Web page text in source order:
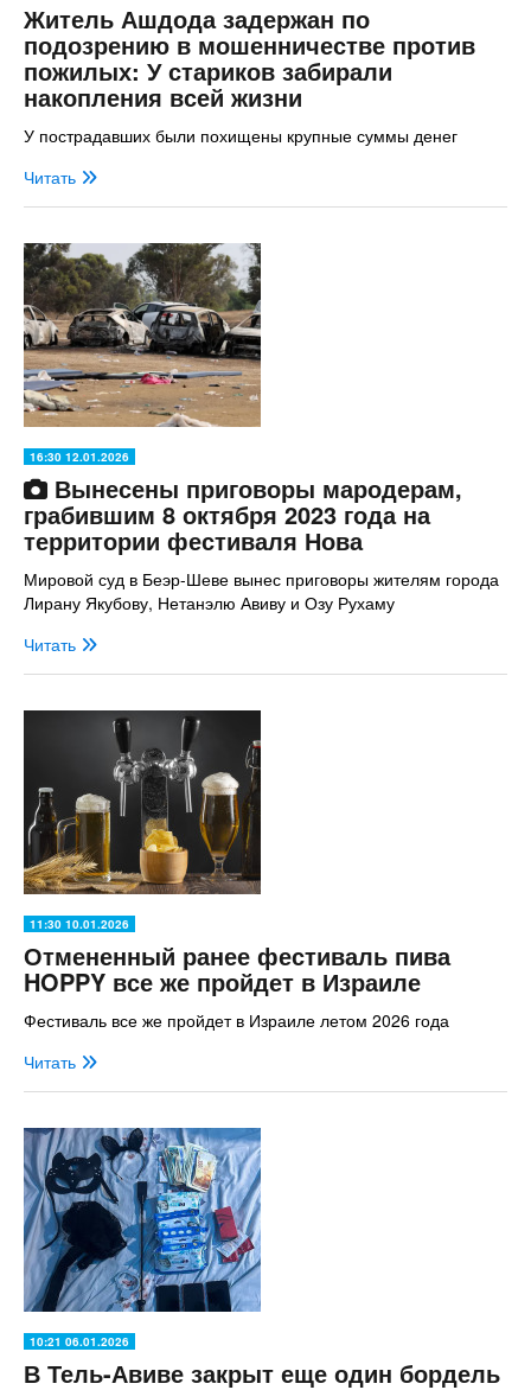
Житель Ашдода задержан по
подозрению в мошенничестве против
пожилых: У стариков забирали
накопления всей жизни
У пострадавших были похищены крупные суммы денег
Читать
16:30 12.01.2026
Вынесены приговоры мародерам,
грабившим 8 октября 2023 года на
территории фестиваля Нова
Мировой суд в Беэр-Шеве вынес приговоры жителям города
Лирану Якубову, Нетанэлю Авиву и Озу Рухаму
Читать
11:30 10.01.2026
Отмененный ранее фестиваль пива
HOPPY все же пройдет в Израиле
Фестиваль все же пройдет в Израиле летом 2026 года
Читать
10:21 06.01.2026
В Тель-Авиве закрыт еще один бордель